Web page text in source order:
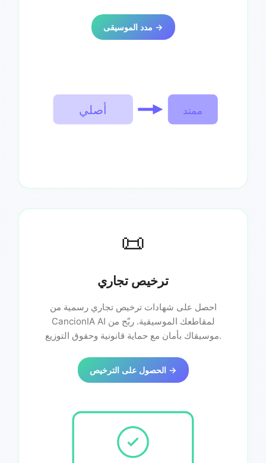
مدد الموسيقى →
أصلي ممتد
📜
ترخيص تجاري
احصل على شهادات ترخيص تجاري رسمية من
CancionIA AI لمقاطعك الموسيقية. ربّح من
موسيقاك بأمان مع حماية قانونية وحقوق التوزيع.
الحصول على الترخيص →